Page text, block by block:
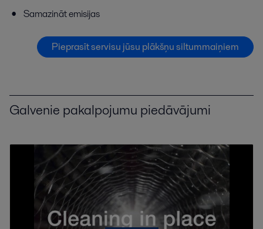
Samazināt emisijas
Pieprasīt servisu jūsu plākšņu siltummaiņiem
Galvenie pakalpojumu piedāvājumi